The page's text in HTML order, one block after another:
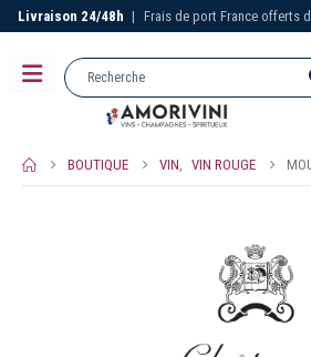
Livraison 24/48h | Frais de port France offerts
BOUTIQUE VIN, VIN ROUGE